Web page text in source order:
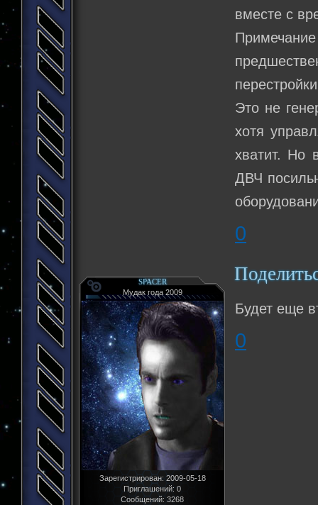
вместе с
Это не
хотя
хватит. Но
ДВЧ
0
SPACER
Мудак года 2009
Зарегистрирован: 2009-05-18
Приглашений: 0
Сообщений: 3268
Будет еще
0